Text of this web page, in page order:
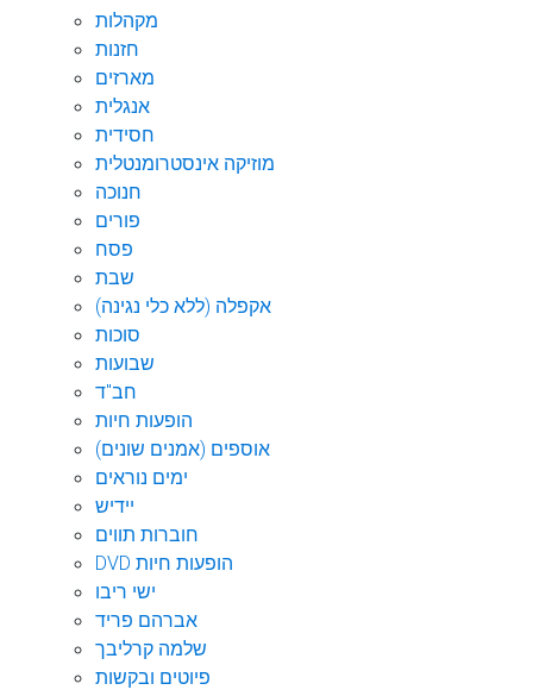
מקהלות
חזנות
מארזים
אנגלית
חסידית
מוזיקה אינסטרומנטלית
חנוכה
פורים
פסח
שבת
אקפלה (ללא כלי נגינה)
סוכות
שבועות
חב"ד
הופעות חיות
אוספים (אמנים שונים)
ימים נוראים
יידיש
חוברות תווים
DVD הופעות חיות
ישי ריבו
אברהם פריד
שלמה קרליבך
פיוטים ובקשות